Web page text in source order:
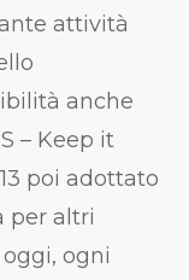
attività
anche
– Keep it
poi adottato
per altri
ogni